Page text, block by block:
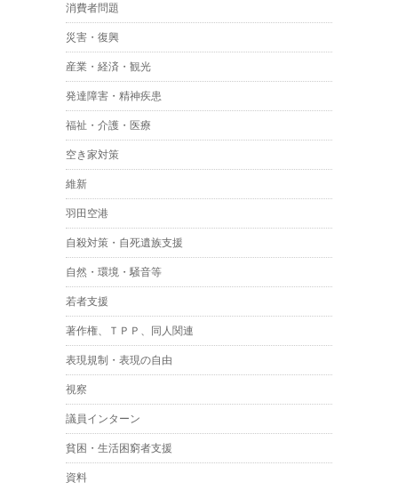
消費者問題
災害・復興
産業・経済・観光
発達障害・精神疾患
福祉・介護・医療
空き家対策
維新
羽田空港
自殺対策・自死遺族支援
自然・環境・騒音等
若者支援
著作権、ＴＰＰ、同人関連
表現規制・表現の自由
視察
議員インターン
貧困・生活困窮者支援
資料